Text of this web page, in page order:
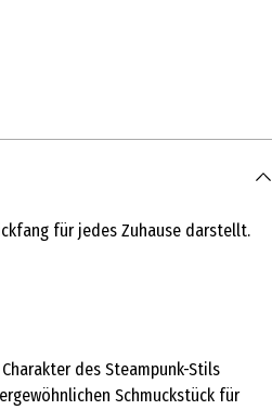
für jedes Zuhause darstellt.
des Steampunk-Stils
Schmuckstück für